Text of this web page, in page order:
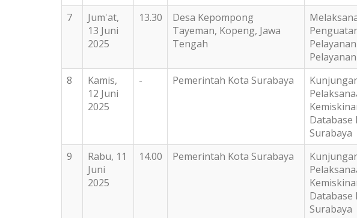
7
Jum'at,
13 Juni
2025
13.30
Desa Kepompong
Tayeman, Kopeng, Jawa
Tengah
8
Kamis,
12 Juni
2025
- Pemerintah Kota Surabaya
Database
Surabaya
9
Rabu, 11
Juni
2025
14.00 Pemerintah Kota Surabaya
Database
Surabaya